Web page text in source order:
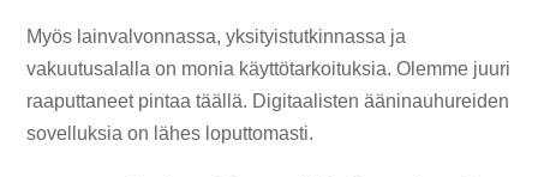
Myös lainvalvonnassa, yksityistutkinnassa ja
vakuutusalalla on monia käyttötarkoituksia. Olemme juuri
raaputtaneet pintaa täällä. Digitaalisten ääninauhureiden
sovelluksia on lähes loputtomasti.